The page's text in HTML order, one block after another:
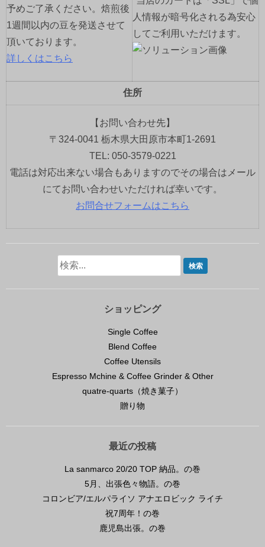
予めご了承ください。焙煎後
1週間以内の豆を発送させて
頂いております。
詳しくはこちら
人情報が暗号化される為安心
してご利用いただけます。
住所
【お問い合わせ先】
〒324-0041 栃木県大田原市本町1-2691
TEL: 050-3579-0221
電話は対応出来ない場合もありますのでその場合はメール
にてお問い合わせいただければ幸いです。
お問合せフォームはこちら
ショッピング
Single Coffee
Blend Coffee
Coffee Utensils
Espresso Mchine & Coffee Grinder & Other
quatre-quarts（焼き菓子）
贈り物
最近の投稿
La sanmarco 20/20 TOP 納品。の巻
5月、出張色々物語。の巻
コロンビア/エルパライソ アナエロビック ライチ
祝7周年！の巻
鹿児島出張。の巻